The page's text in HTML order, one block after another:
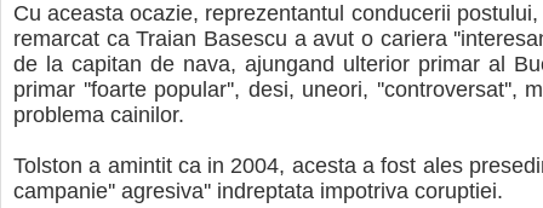
Cu aceasta ocazie, reprezentantul conducerii
remarcat ca Traian Basescu a avut o cariera
de la capitan de nava, ajungand ulterior primar al
primar ''foarte popular'', desi, uneori, ''controversat'',
problema cainilor.
Tolston a amintit ca in 2004, acesta a fost ales
campanie'' agresiva'' indreptata impotriva coruptiei.